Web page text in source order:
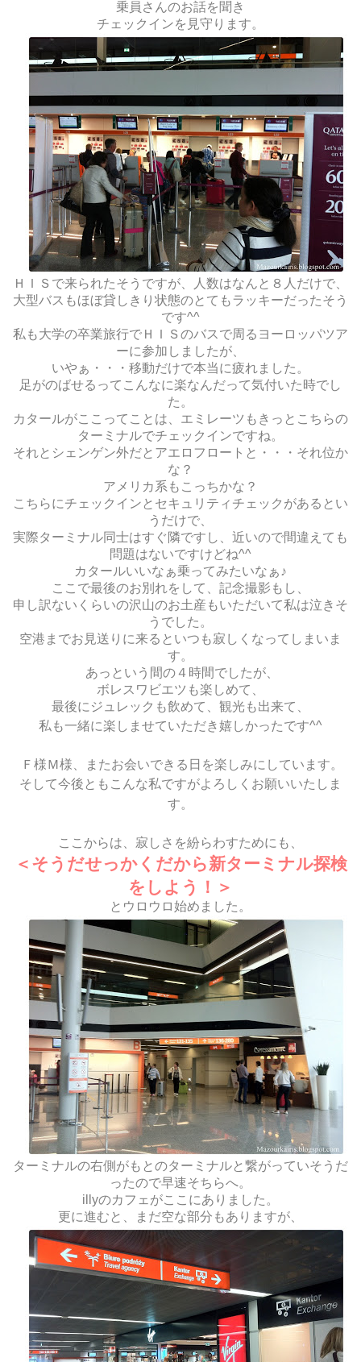
乗員さんのお話を聞き
チェックインを見守ります。
ＨＩＳで来られたそうですが、人数はなんと８人だけで、
大型バスもほぼ貸しきり状態のとてもラッキーだったそう
です^^
私も大学の卒業旅行でＨＩＳのバスで周るヨーロッパツア
ーに参加しましたが、
いやぁ・・・移動だけで本当に疲れました。
足がのばせるってこんなに楽なんだって気付いた時でし
た。
カタールがここってことは、エミレーツもきっとこちらの
ターミナルでチェックインですね。
それとシェンゲン外だとアエロフロートと・・・それ位か
な？
アメリカ系もこっちかな？
こちらにチェックインとセキュリティチェックがあるとい
うだけで、
実際ターミナル同士はすぐ隣ですし、近いので間違えても
問題はないですけどね^^
カタールいいなぁ乗ってみたいなぁ♪
ここで最後のお別れをして、記念撮影もし、
申し訳ないくらいの沢山のお土産もいただいて私は泣きそ
うでした。
空港までお見送りに来るといつも寂しくなってしまいま
す。
あっという間の４時間でしたが、
ボレスワビエツも楽しめて、
最後にジュレックも飲めて、観光も出来て、
私も一緒に楽しませていただき嬉しかったです^^
Ｆ様Ｍ様、またお会いできる日を楽しみにしています。
そして今後ともこんな私ですがよろしくお願いいたしま
す。
ここからは、寂しさを紛らわすためにも、
＜そうだせっかくだから新ターミナル探検
をしよう！＞
とウロウロ始めました。
ターミナルの右側がもとのターミナルと繋がっていそうだ
ったので早速そちらへ。
illyのカフェがここにありました。
更に進むと、まだ空な部分もありますが、